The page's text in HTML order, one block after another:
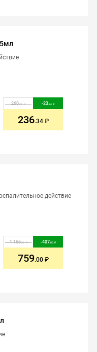
260.28 -23.94
236.34
действие
1 166.00 -407 .00
759.00